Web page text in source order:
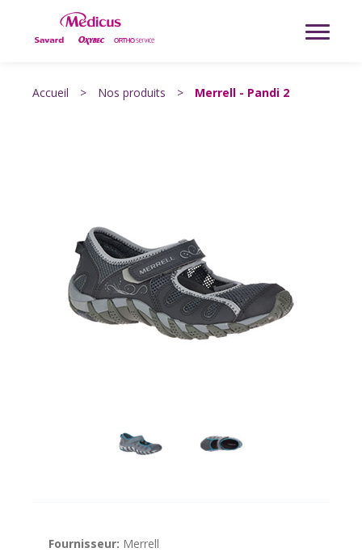
Accueil > Nos produits > Merrell - Pandi 2
Fournisseur: Merrell